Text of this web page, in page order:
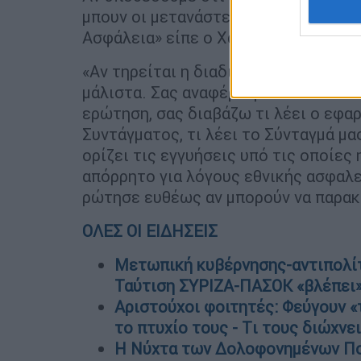
μπουν οι μετανάστες κλπ. Γιατί δεν
Ασφάλεια» είπε ο Χαράλαμπος
«Αν τηρείται η διαδικασία που ο
μάλιστα. Σας αναφέρω μάλιστα
ερώτηση, σας διαβάζω τι λέει ο
Συντάγματος, τι λέει το Σύνταγμά
ορίζει τις εγγυήσεις υπό τις
απόρρητο για λόγους εθνικής
ρώτησε ευθέως αν μπορούν να
ΟΛΕΣ ΟΙ ΕΙΔΗΣΕΙΣ
Μετωπική κυβέρνησης-
Ταύτιση ΣΥΡΙΖΑ-ΠΑΣΟΚ
Aριστούχοι φοιτητές: Φεύγουν
το πτυχίο τους - Tι τους
Η Νύχτα των Δολοφονημένων